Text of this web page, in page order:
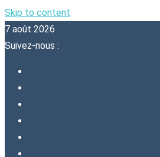
Skip to content
7 août 2026
Suivez-nous :